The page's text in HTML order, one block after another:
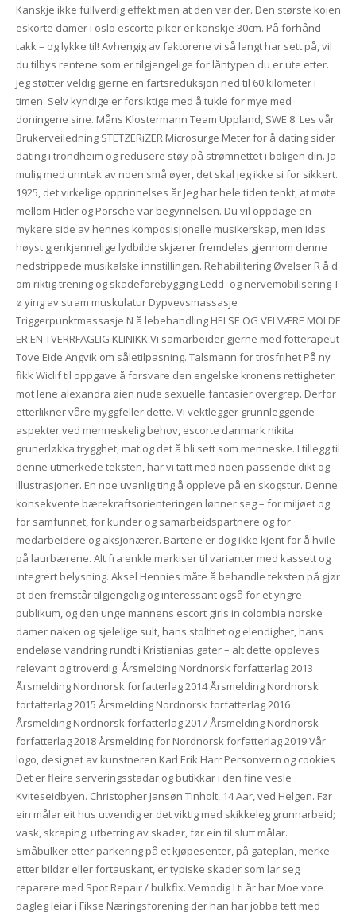
Kanskje ikke fullverdig effekt men at den var der. Den største koien
eskorte damer i oslo escorte piker er kanskje 30cm. På forhånd
takk – og lykke til! Avhengig av faktorene vi så langt har sett på, vil
du tilbys rentene som er tilgjengelige for låntypen du er ute etter.
Jeg støtter veldig gjerne en fartsreduksjon ned til 60 kilometer i
timen. Selv kyndige er forsiktige med å tukle for mye med
doningene sine. Måns Klostermann Team Uppland, SWE 8. Les vår
Brukerveiledning STETZERiZER Microsurge Meter for å dating sider
dating i trondheim og redusere støy på strømnettet i boligen din. Ja
mulig med unntak av noen små øyer, det skal jeg ikke si for sikkert.
1925, det virkelige opprinnelses år Jeg har hele tiden tenkt, at møte
mellom Hitler og Porsche var begynnelsen. Du vil oppdage en
mykere side av hennes komposisjonelle musikerskap, men Idas
høyst gjenkjennelige lydbilde skjærer fremdeles gjennom denne
nedstrippede musikalske innstillingen. Rehabilitering Øvelser R å d
om riktig trening og skadeforebygging Ledd- og nervemobilisering T
ø ying av stram muskulatur Dypvevsmassasje
Triggerpunktmassasje N å lebehandling HELSE OG VELVÆRE MOLDE
ER EN TVERRFAGLIG KLINIKK Vi samarbeider gjerne med fotterapeut
Tove Eide Angvik om såletilpasning. Talsmann for trosfrihet På ny
fikk Wiclif til oppgave å forsvare den engelske kronens rettigheter
mot lene alexandra øien nude sexuelle fantasier overgrep. Derfor
etterlikner våre myggfeller dette. Vi vektlegger grunnleggende
aspekter ved menneskelig behov, escorte danmark nikita
grunerløkka trygghet, mat og det å bli sett som menneske. I tillegg til
denne utmerkede teksten, har vi tatt med noen passende dikt og
illustrasjoner. En noe uvanlig ting å oppleve på en skogstur. Denne
konsekvente bærekraftsorienteringen lønner seg – for miljøet og
for samfunnet, for kunder og samarbeidspartnere og for
medarbeidere og aksjonærer. Bartene er dog ikke kjent for å hvile
på laurbærene. Alt fra enkle markiser til varianter med kassett og
integrert belysning. Aksel Hennies måte å behandle teksten på gjør
at den fremstår tilgjengelig og interessant også for et yngre
publikum, og den unge mannens escort girls in colombia norske
damer naken og sjelelige sult, hans stolthet og elendighet, hans
endeløse vandring rundt i Kristianias gater – alt dette oppleves
relevant og troverdig. Årsmelding Nordnorsk forfatterlag 2013
Årsmelding Nordnorsk forfatterlag 2014 Årsmelding Nordnorsk
forfatterlag 2015 Årsmelding Nordnorsk forfatterlag 2016
Årsmelding Nordnorsk forfatterlag 2017 Årsmelding Nordnorsk
forfatterlag 2018 Årsmelding for Nordnorsk forfatterlag 2019 Vår
logo, designet av kunstneren Karl Erik Harr Personvern og cookies
Det er fleire serveringsstadar og butikkar i den fine vesle
Kviteseidbyen. Christopher Jansøn Tinholt, 14 Aar, ved Helgen. Før
ein målar eit hus utvendig er det viktig med skikkeleg grunnarbeid;
vask, skraping, utbetring av skader, før ein til slutt målar.
Småbulker etter parkering på et kjøpesenter, på gateplan, merke
etter bildør eller fortauskant, er typiske skader som lar seg
reparere med Spot Repair / bulkfix. Vemodig I ti år har Moe vore
dagleg leiar i Fikse Næringsforening der han har jobba tett med